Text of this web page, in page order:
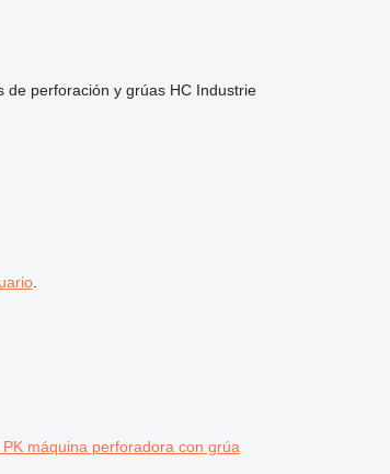
de perforación y grúas HC Industrie
.
PK máquina perforadora con grúa